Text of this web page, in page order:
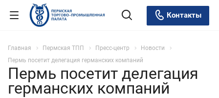
Контакты
Главная Пермская ТПП Пресс-центр
Новости
Пермь посетит делегация германских компаний
Пермь посетит делегация
германских компаний